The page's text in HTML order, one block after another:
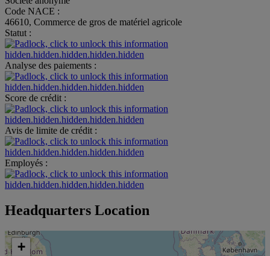
Code NACE :
46610, Commerce de gros de matériel agricole
Statut :
hidden.hidden.hidden.hidden.hidden
Analyse des paiements :
hidden.hidden.hidden.hidden.hidden
Score de crédit :
hidden.hidden.hidden.hidden.hidden
Avis de limite de crédit :
hidden.hidden.hidden.hidden.hidden
Employés :
hidden.hidden.hidden.hidden.hidden
Headquarters Location
+